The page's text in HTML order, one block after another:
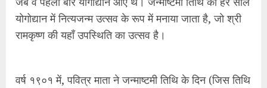
योगोद्यान में नित्यजन्म उत्सव के रूप में मनाया जाता है, जो श्री
रामकृष्ण की यहाँ उपस्थिति का उत्सव है।
वर्ष १९०१ में, पवित्र माता ने जन्माष्टमी तिथि के दिन (जिस तिथि